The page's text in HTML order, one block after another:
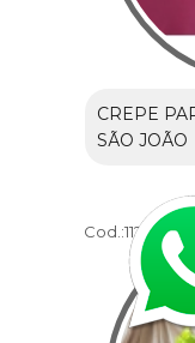
CREPE
SÃO JOÃO
Cod.:11233